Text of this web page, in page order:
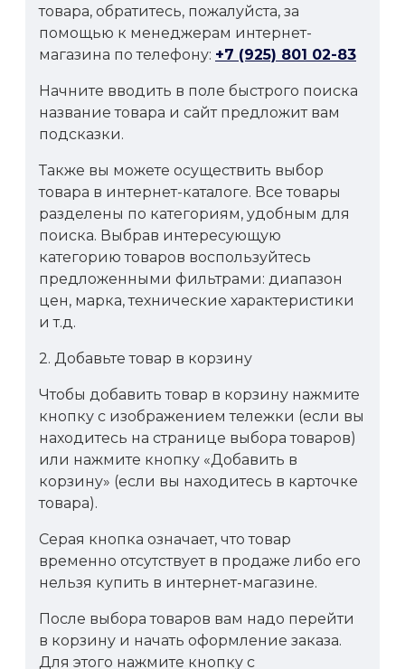
товара, обратитесь, пожалуйста, за
помощью к менеджерам интернет-
магазина по телефону: +7 (925) 801 02-83
Начните вводить в поле быстрого поиска
название товара и сайт предложит вам
подсказки.
Также вы можете осуществить выбор
товара в интернет-каталоге. Все товары
разделены по категориям, удобным для
поиска. Выбрав интересующую
категорию товаров воспользуйтесь
предложенными фильтрами: диапазон
цен, марка, технические характеристики
и т.д.
2. Добавьте товар в корзину
Чтобы добавить товар в корзину нажмите
кнопку с изображением тележки (если вы
находитесь на странице выбора товаров)
или нажмите кнопку «Добавить в
корзину» (если вы находитесь в карточке
товара).
Серая кнопка означает, что товар
временно отсутствует в продаже либо его
нельзя купить в интернет-магазине.
После выбора товаров вам надо перейти
в корзину и начать оформление заказа.
Для этого нажмите кнопку с